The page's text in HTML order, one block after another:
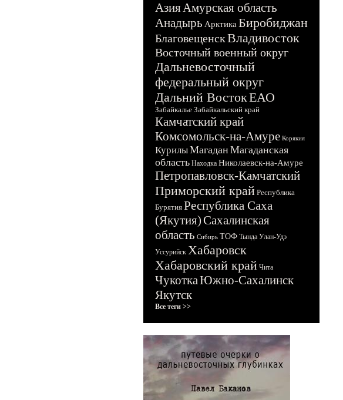
АзияАмурская область
Анадырь Арктика Биробиджан
БлаговещенскВладивосток
Восточный военный округ
Дальневосточный
федеральный округ
Дальний ВостокЕАО
Забайкалье Забайкальский край
Камчатский край
Комсомольск-на-Амуре Корякия
КурилыМагадан Магаданская
область Находка Николаевск-на-Амуре
Петропавловск-Камчатский
Приморский край Республика
Бурятия Республика Саха
(Якутия)Сахалинская
область Сибирь ТОФ Тында Улан-Удэ
Уссурийск Хабаровск
Хабаровский край Чита
ЧукоткаЮжно-Сахалинск
Якутск
Все теги >>